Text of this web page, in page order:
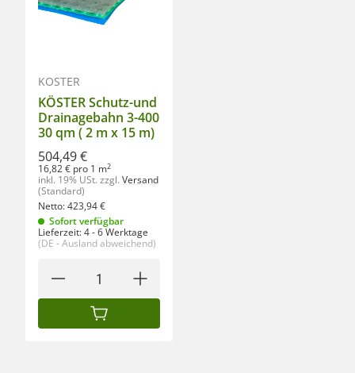
KÖSTER
KÖSTER Schutz-und
Drainagebahn 3-400
30 qm ( 2 m x 15 m)
504,49 €
16,82 € pro 1 m2
inkl. 19% USt. zzgl. Versand
(Standard)
Netto:423,94€
Sofort verfügbar
Lieferzeit:4 - 6 Werktage
(DE - Ausland abweichend)
IN DEN WARENKORB